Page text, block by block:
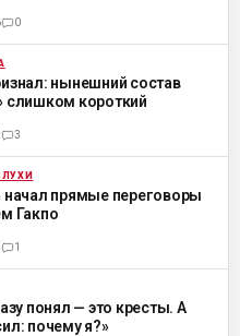
0
нынешний состав
слишком короткий
3
начал прямые переговоры
Гакпо
1
понял — это кресты. А
почему я?»